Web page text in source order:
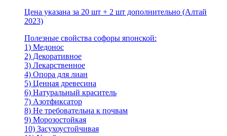
Цена указана за 20 шт + 2 шт дополнительно (Алтай
2023)
Полезные свойства софоры японской:
1) Медонос
2) Декоративное
3) Лекарственное
4) Опора для лиан
5) Ценная древесина
6) Натуральный краситель
7) Азотфиксатор
8) Не требовательна к почвам
9) Морозостойкая
10) Засухоустойчивая